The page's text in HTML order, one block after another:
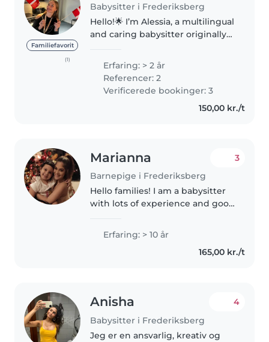
Familiefavorit
(1)
Babysitter i Frederiksberg
Hello!🌟 I’m Alessia, a multilingual
and caring babysitter originally
experience and a strong
academic background with a
Bachelor’s in Business and a
Master’s..
Erfaring: > 2 år
Referencer: 2
Verificerede bookinger: 3
150,00 kr./t
Marianna
Barnepige i Frederiksberg
3
Hello families! I am a babysitter
with lots of experience and good
surrounding areas. With more
than 10 years of experience, I
offer my babysitting service..
Erfaring: > 10 år
165,00 kr./t
Anisha
Babysitter i Frederiksberg
4
Jeg er en ansvarlig, kreativ og